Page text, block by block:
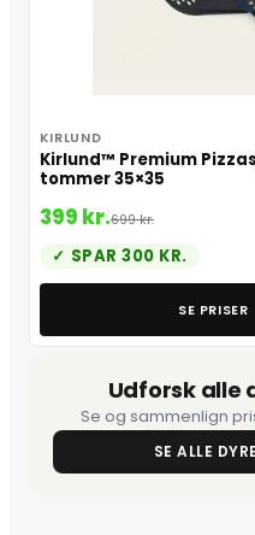
KIRLUND
Kirlund™ Premium
tommer 35×35
399 kr.699 kr.
SPAR 300 KR.
SE PRISER
Udforsk alle
Se og sammenlign
SE ALLE